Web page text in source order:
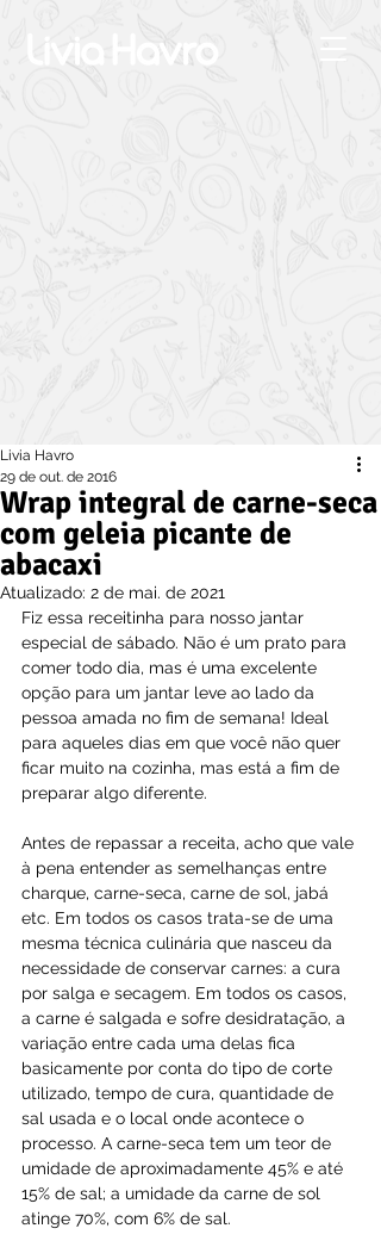
Wrap integral de carne-seca
com geleia picante de
abacaxi
Livia Havro
29 de out. de 2016
Atualizado: 2 de mai. de 2021
Fiz essa receitinha para nosso jantar
especial de sábado. Não é um prato para
comer todo dia, mas é uma excelente
opção para um jantar leve ao lado da
pessoa amada no fim de semana! Ideal
para aqueles dias em que você não quer
ficar muito na cozinha, mas está a fim de
preparar algo diferente.
Antes de repassar a receita, acho que vale
à pena entender as semelhanças entre
charque, carne-seca, carne de sol, jabá
etc. Em todos os casos trata-se de uma
mesma técnica culinária que nasceu da
necessidade de conservar carnes: a cura
por salga e secagem. Em todos os casos,
a carne é salgada e sofre desidratação, a
variação entre cada uma delas fica
basicamente por conta do tipo de corte
utilizado, tempo de cura, quantidade de
sal usada e o local onde acontece o
processo. A carne-seca tem um teor de
umidade de aproximadamente 45% e até
15% de sal; a umidade da carne de sol
atinge 70%, com 6% de sal.